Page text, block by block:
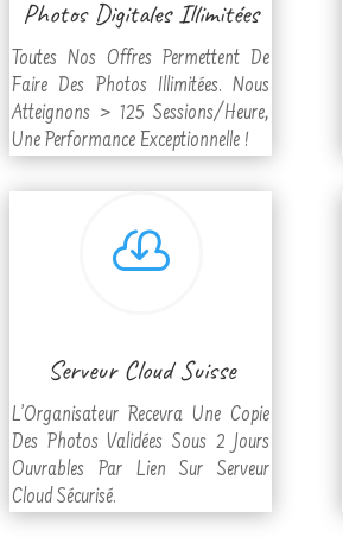
Photos Digitales Illimitées
Toutes Nos Offres Permettent De
Faire Des Photos Illimitées. Nous
Atteignons > 125 Sessions/Heure,
Une Performance Exceptionnelle !

Serveur Cloud Suisse
L’Organisateur Recevra Une Copie
Des Photos Validées Sous 2 Jours
Ouvrables Par Lien Sur Serveur
Cloud Sécurisé.